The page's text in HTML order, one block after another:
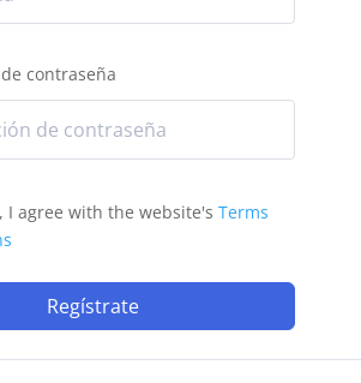
contraseña
I agree with the website's Terms
Regístrate